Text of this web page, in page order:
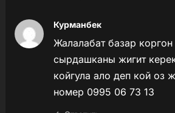
Курманбек
Жалалабат базар
сырдашканы жигит
койгула ало деп кой оз
номер 0995 06 73 13